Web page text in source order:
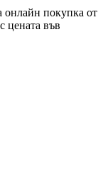
онлайн покупка от
цената във